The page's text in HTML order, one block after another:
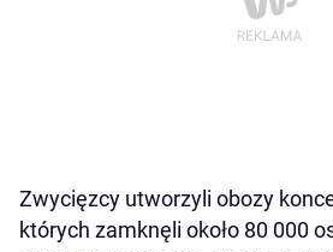
Zwycięzcy utworzyli obozy
których zamknęli około 80 000